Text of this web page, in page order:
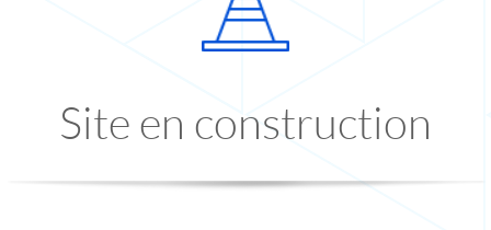
Site en construction